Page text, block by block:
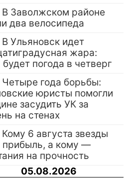
В Заволжском районе
два велосипеда
В Ульяновск идет
жара:
будет погода в четверг
Четыре года борьбы:
юристы помогли
засудить УК за
на стенах
Кому 6 августа звезды
прибыль, а кому —
на прочность
05.08.2026